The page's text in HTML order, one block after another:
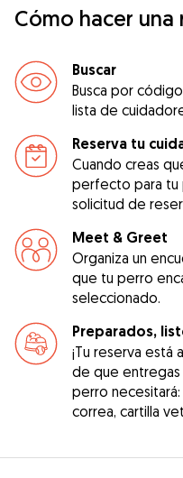
Cómo hacer una
Buscar
Busca por
lista de
Reserva tu
Cuando creas
perfecto para tu
solicitud de
Meet & Greet
Organiza un
que tu perro
seleccionado.
Preparados,
¡Tu reserva
de que
perro
correa, cartilla